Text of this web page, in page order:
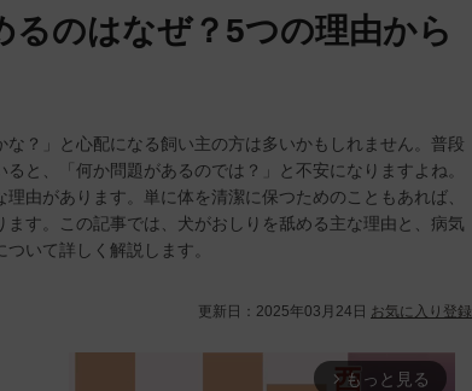
るのはなぜ？5つの理由から
？」と心配になる飼い主の方は多いかもしれません。普段
と、「何か問題があるのでは？」と不安になりますよね。
由があります。単に体を清潔に保つためのこともあれば、
す。この記事では、犬がおしりを舐める主な理由と、病気
いて詳しく解説します。
更新日： 2025年03月24日 お気に入り登録
arrow_forward_ios もっと見る